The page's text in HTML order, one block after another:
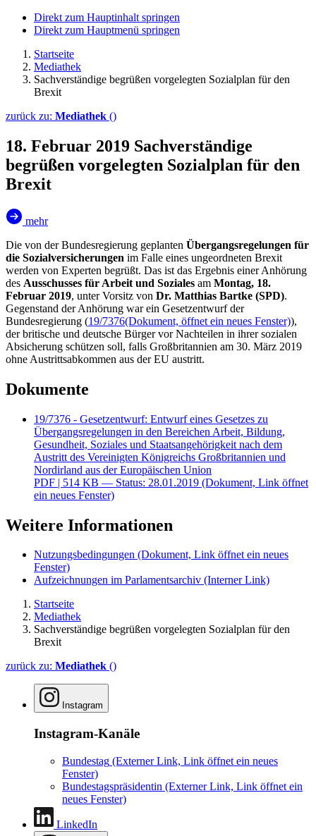
Direkt zum Hauptinhalt springen
Direkt zum Hauptmenü springen
Startseite
Mediathek
Sachverständige begrüßen vorgelegten Sozialplan für den
Brexit
zurück zu: Mediathek ()
18. Februar 2019 Sachverständige
begrüßen vorgelegten Sozialplan für den
Brexit
mehr
Die von der Bundesregierung geplanten Übergangsregelungen für
die Sozialversicherungen im Falle eines ungeordneten Brexit
werden von Experten begrüßt. Das ist das Ergebnis einer Anhörung
des Ausschusses für Arbeit und Soziales am Montag, 18.
Februar 2019, unter Vorsitz von Dr. Matthias Bartke (SPD).
Gegenstand der Anhörung war ein Gesetzentwurf der
Bundesregierung (19/7376(Dokument, öffnet ein neues Fenster)),
der britische und deutsche Bürger vor Nachteilen in ihrer sozialen
Absicherung schützen soll, falls Großbritannien am 30. März 2019
ohne Austrittsabkommen aus der EU austritt.
Dokumente
19/7376 - Gesetzentwurf: Entwurf eines Gesetzes zu
Übergangsregelungen in den Bereichen Arbeit, Bildung,
Gesundheit, Soziales und Staatsangehörigkeit nach dem
Austritt des Vereinigten Königreichs Großbritannien und
Nordirland aus der Europäischen Union
PDF | 514 KB — Status: 28.01.2019 (Dokument, Link öffnet
ein neues Fenster)
Weitere Informationen
Nutzungsbedingungen (Dokument, Link öffnet ein neues
Fenster)
Aufzeichnungen im Parlamentsarchiv (Interner Link)
Startseite
Mediathek
Sachverständige begrüßen vorgelegten Sozialplan für den
Brexit
zurück zu: Mediathek ()
Instagram
Instagram-Kanäle
Bundestag (Externer Link, Link öffnet ein neues
Fenster)
Bundestagspräsidentin (Externer Link, Link öffnet ein
neues Fenster)
LinkedIn